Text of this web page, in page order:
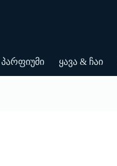
პარფიუმი ყავა & ჩაი